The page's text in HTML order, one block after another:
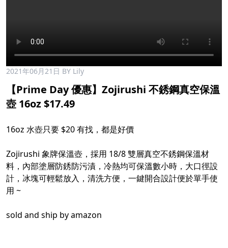
2021年06月21日 BY Lily
【Prime Day 優惠】Zojirushi 不銹鋼真空保溫
壺 16oz $17.49​
16oz 水壺只要 $20 有找，都是好價 ​
Zojirushi 象牌保溫壺，採用 18/8 雙層真空不銹鋼保溫材
料，內部塗層防銹防污漬，冷熱均可保溫數小時，大口徑設
計，冰塊可輕鬆放入，清洗方便，一鍵開合設計便於單手使
用 ~​
sold and ship by amazon​